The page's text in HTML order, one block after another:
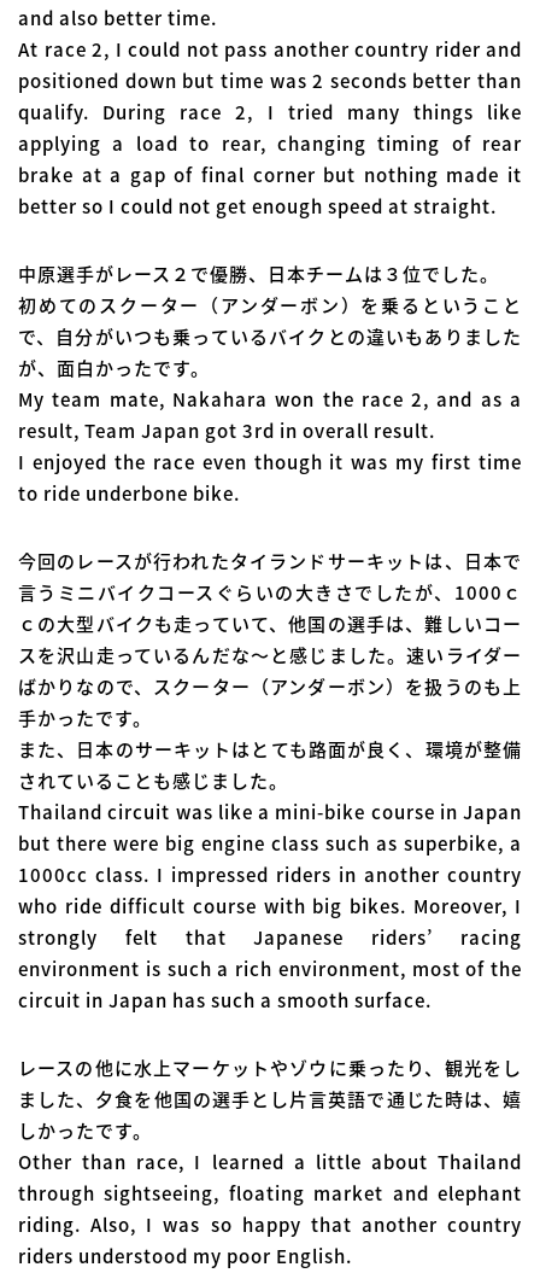
and also better time.
At race 2, I could not pass another country rider and
positioned down but time was 2 seconds better than
qualify. During race 2, I tried many things like
applying a load to rear, changing timing of rear
brake at a gap of final corner but nothing made it
better so I could not get enough speed at straight.
中原選手がレース２で優勝、日本チームは３位でした。
初めてのスクーター（アンダーボン）を乗るということ
で、自分がいつも乗っているバイクとの違いもありました
が、面白かったです。
My team mate, Nakahara won the race 2, and as a
result, Team Japan got 3rd in overall result.
I enjoyed the race even though it was my first time
to ride underbone bike.
今回のレースが行われたタイランドサーキットは、日本で
言うミニバイクコースぐらいの大きさでしたが、1000ｃ
ｃの大型バイクも走っていて、他国の選手は、難しいコー
スを沢山走っているんだな～と感じました。速いライダー
ばかりなので、スクーター（アンダーボン）を扱うのも上
手かったです。
また、日本のサーキットはとても路面が良く、環境が整備
されていることも感じました。
Thailand circuit was like a mini-bike course in Japan
but there were big engine class such as superbike, a
1000cc class. I impressed riders in another country
who ride difficult course with big bikes. Moreover, I
strongly felt that Japanese riders’ racing
environment is such a rich environment, most of the
circuit in Japan has such a smooth surface.
レースの他に水上マーケットやゾウに乗ったり、観光をし
ました、夕食を他国の選手とし片言英語で通じた時は、嬉
しかったです。
Other than race, I learned a little about Thailand
through sightseeing, floating market and elephant
riding. Also, I was so happy that another country
riders understood my poor English.